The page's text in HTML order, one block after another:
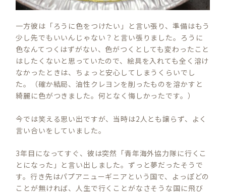
一方彼は「ろうに色をつけたい」と言い張り、準備はもう
少し先でもいいんじゃない？と言い張りました。ろうに
色なんてつくはずがない、色がつくとしても変わったこと
はしたくないと思っていたので、絵具を入れても全く溶け
なかったときは、ちょっと安心してしまうくらいでし
た。（確か結局、油性クレヨンを削ったものを溶かすと
綺麗に色がつきました。何となく悔しかったです。）
今では笑える思い出ですが、当時は2人とも譲らず、よく
言い合いをしていました。
3年目になってすぐ、彼は突然「青年海外協力隊に行くこ
とになった」と言い出しました。ずっと夢だったそうで
す。行き先はパプアニューギニアという国で、よっぽどの
ことが無ければ、人生で行くことがなさそうな国に飛び